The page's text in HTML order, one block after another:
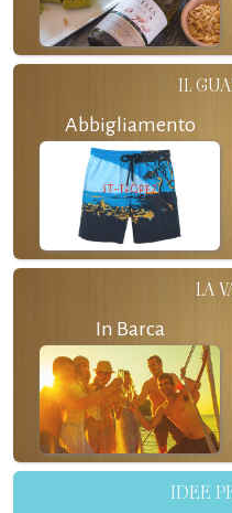
IL
Abbigliamento
LA
In Barca
IDEE